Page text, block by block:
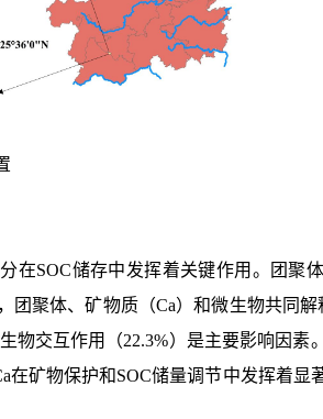
在SOC储存中发挥着关键作用。团聚
聚体、矿物质（Ca）和微生物共同解
物交互作用（22.3%）是主要影响因素
在矿物保护和SOC储量调节中发挥着